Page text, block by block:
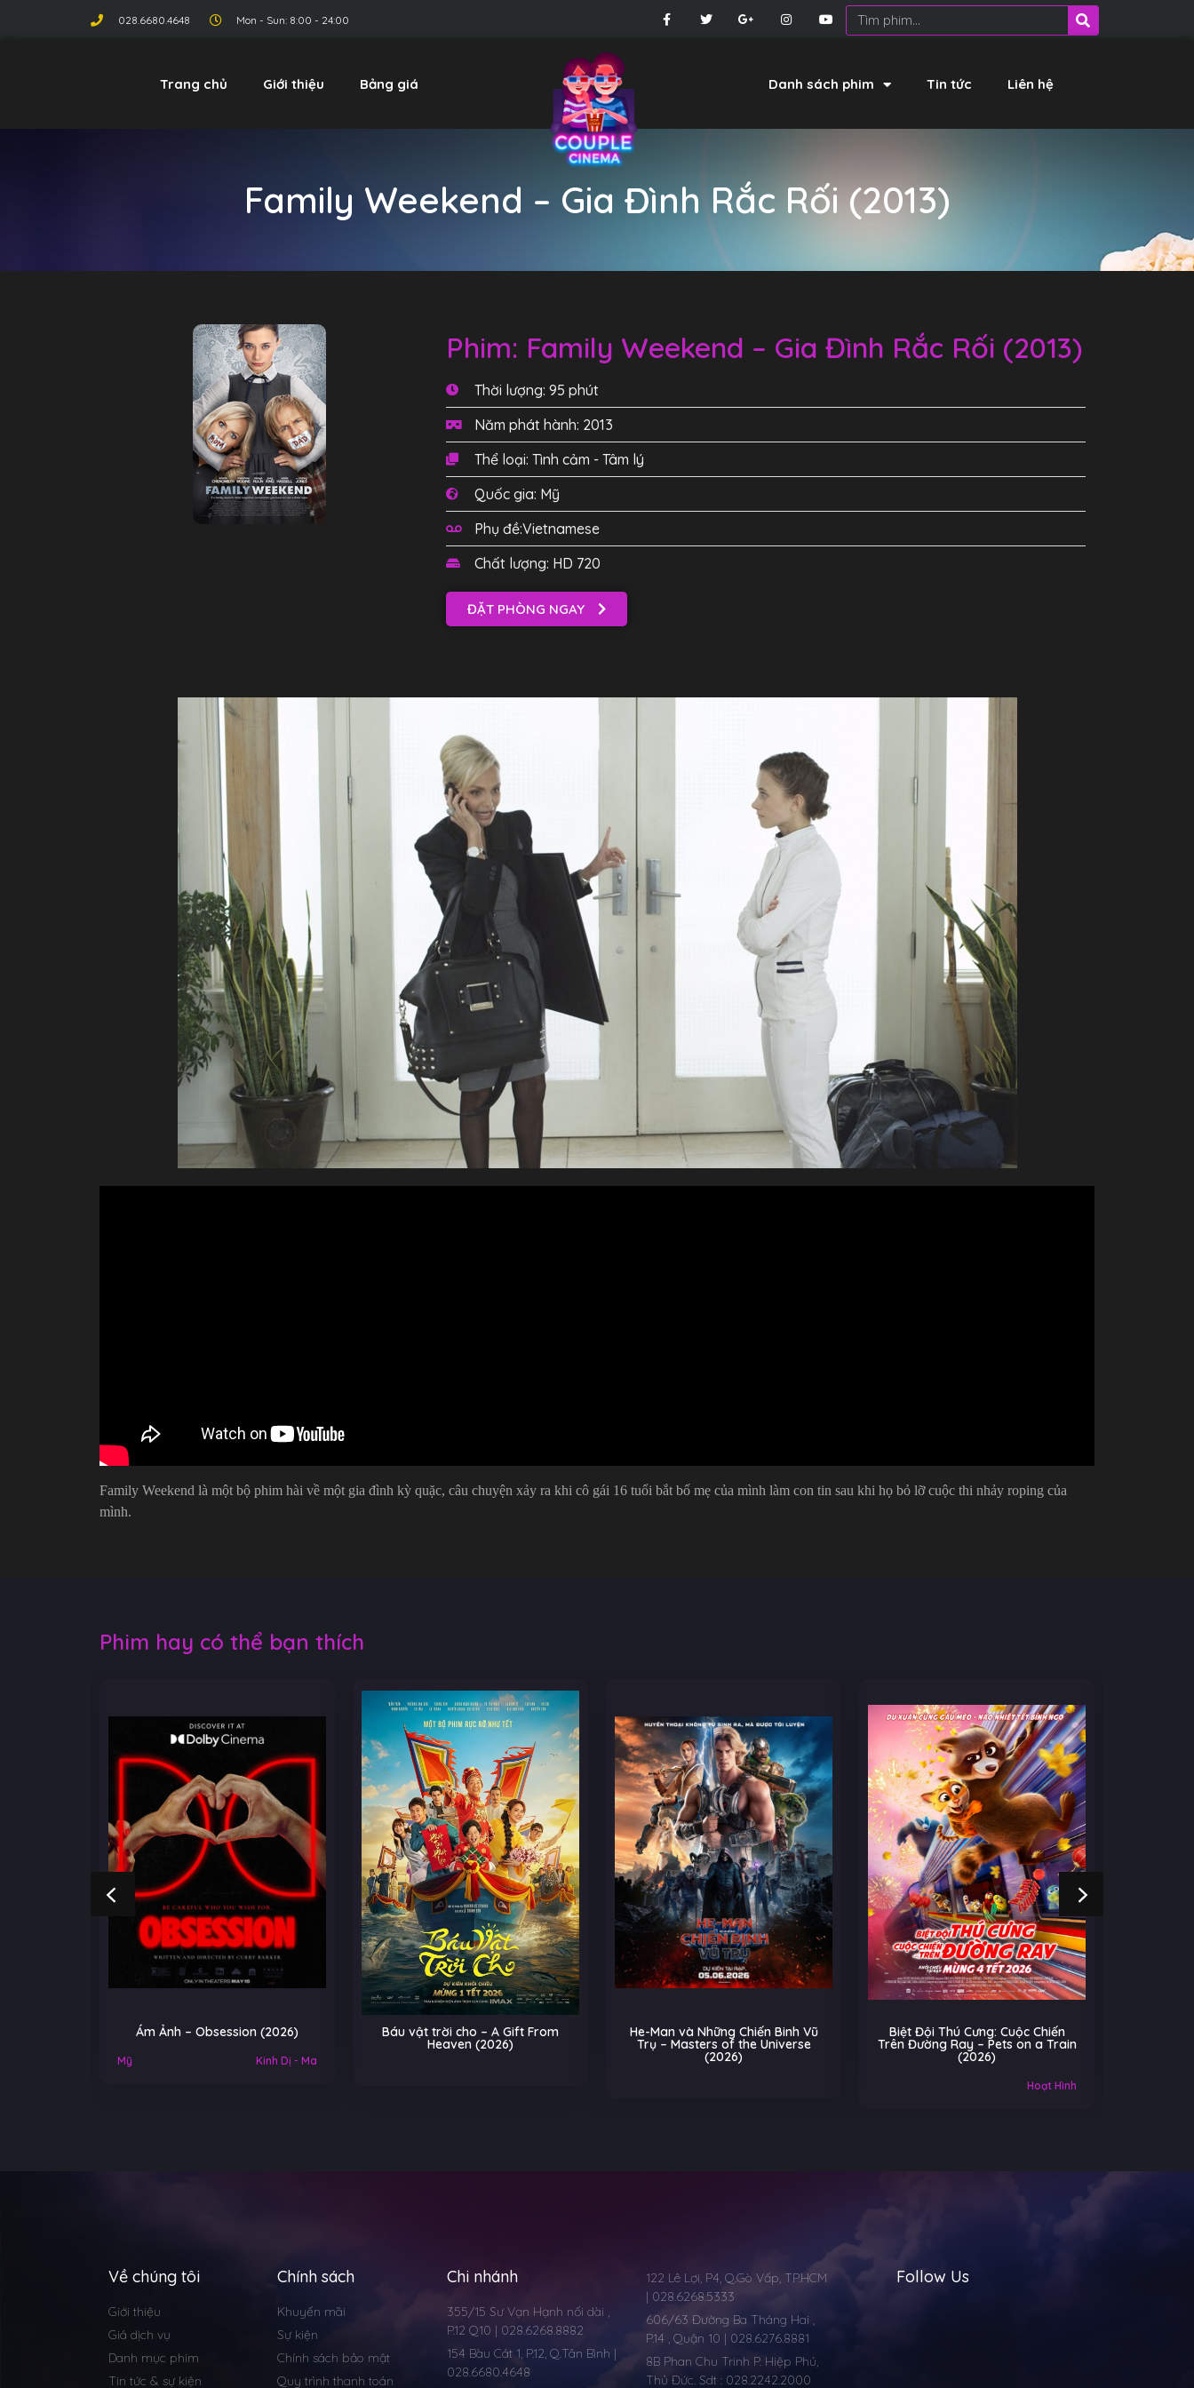
028.6680.4648 Mon - Sun: 8:00 - 24:00
Trang chủ Giới thiệu Bảng giá Danh sách phim Tin tức Liên hệ
Family Weekend – Gia Đình Rắc Rối (2013)
Phim: Family Weekend – Gia Đình Rắc Rối (2013)
Thời lượng: 95 phút
Năm phát hành: 2013
Thể loại: Tình cảm - Tâm lý
Quốc gia: Mỹ
Phụ đề:Vietnamese
Chất lượng: HD 720
ĐẶT PHÒNG NGAY
Family Weekend là một bộ phim hài về một gia đình kỳ quặc, câu chuyện xảy ra khi cô gái 16 tuổi bắt bố mẹ của mình làm con tin sau khi họ bỏ lỡ cuộc thi nhảy roping của
mình.
Phim hay có thể bạn thích
Ám Ảnh – Obsession (2026) Báu vật trời cho – A Gift From He-Man và Những Chiến Binh Vũ
Trụ – Masters of the Universe
Biệt Đội Thú Cưng: Cuộc Chiến
Trên Đường Ray – Pets on a Train
Cú Nhảy Kỳ Diệu –
Về chúng tôi
Giới thiệu
Giá dịch vụ
Danh mục phim
Tin tức & sự kiện
Chính sách
Khuyến mãi
Sự kiện
Chính sách bảo mật
Quy trình thanh toán
Chi nhánh
355/15 Sư Vạn Hạnh nối dài ,
P.12 Q10 | 028.6268.8882
154 Bàu Cát 1, P.12, Q.Tân Bình |
028.6680.4648
122 Lê Lợi, P4, Q.Gò Vấp, TP.HCM
| 028.6268.5333
606/63 Đường Ba Tháng Hai ,
P.14 , Quận 10 | 028.6276.8881
8B Phan Chu Trinh P. Hiệp Phú,
Thủ Đức. Sdt : 028.2242.2000
Follow Us